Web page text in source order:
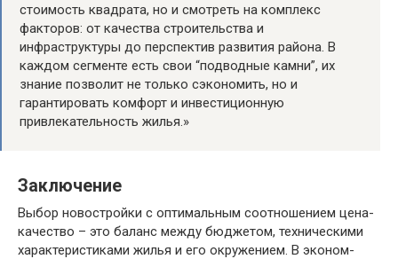
стоимость квадрата, но и смотреть на комплекс
факторов: от качества строительства и
инфраструктуры до перспектив развития района. В
каждом сегменте есть свои “подводные камни”, их
знание позволит не только сэкономить, но и
гарантировать комфорт и инвестиционную
привлекательность жилья.»
Заключение
Выбор новостройки с оптимальным соотношением цена-
качество – это баланс между бюджетом, техническими
характеристиками жилья и его окружением. В эконом-